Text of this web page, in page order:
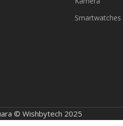
Smartwatches
© Wishbytech 2025